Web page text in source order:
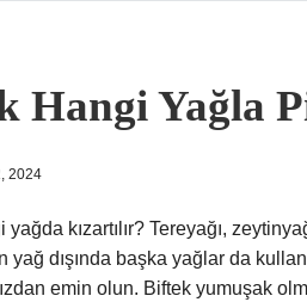
Hangi Yağla
2024
yağda kızartılır? Tereyağı,
yağ dışında başka yağlar da
emin olun. Biftek yumuşak